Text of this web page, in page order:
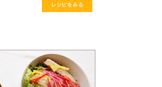
レシピをみる